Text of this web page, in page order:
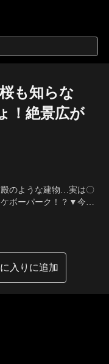
も知らな
！絶景広が
のような建物…実は〇
ボーパーク！？▼今田
入りに追加